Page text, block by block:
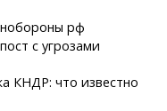
рф
с угрозами
КНДР: что известно